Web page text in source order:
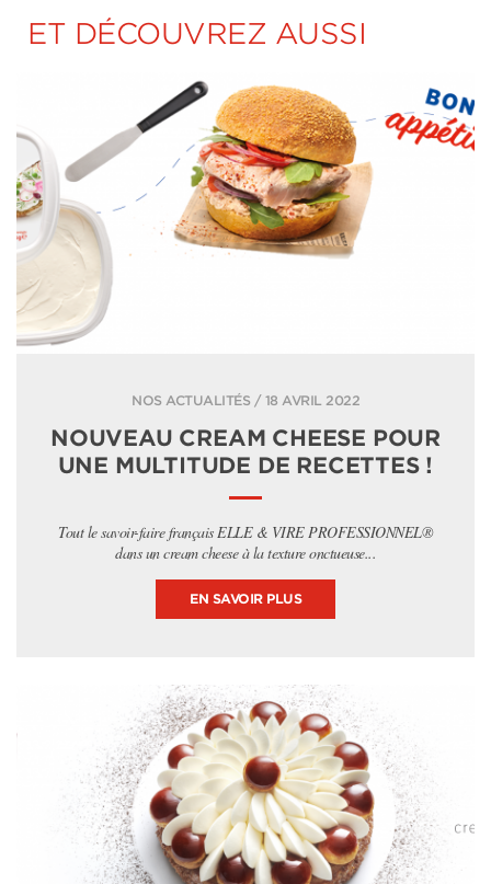
ET DÉCOUVREZ AUSSI
NOS ACTUALITÉS / 18 AVRIL 2022
NOUVEAU CREAM CHEESE POUR
UNE MULTITUDE DE RECETTES !
Tout le savoir-faire français ELLE & VIRE PROFESSIONNEL®
dans un cream cheese à la texture onctueuse...
EN SAVOIR PLUS